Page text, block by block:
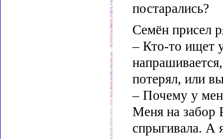
постарались?
Семён присел
– Кто-то ищет
потерял, или
– Почему у
Меня на забор
спрыгивала. А